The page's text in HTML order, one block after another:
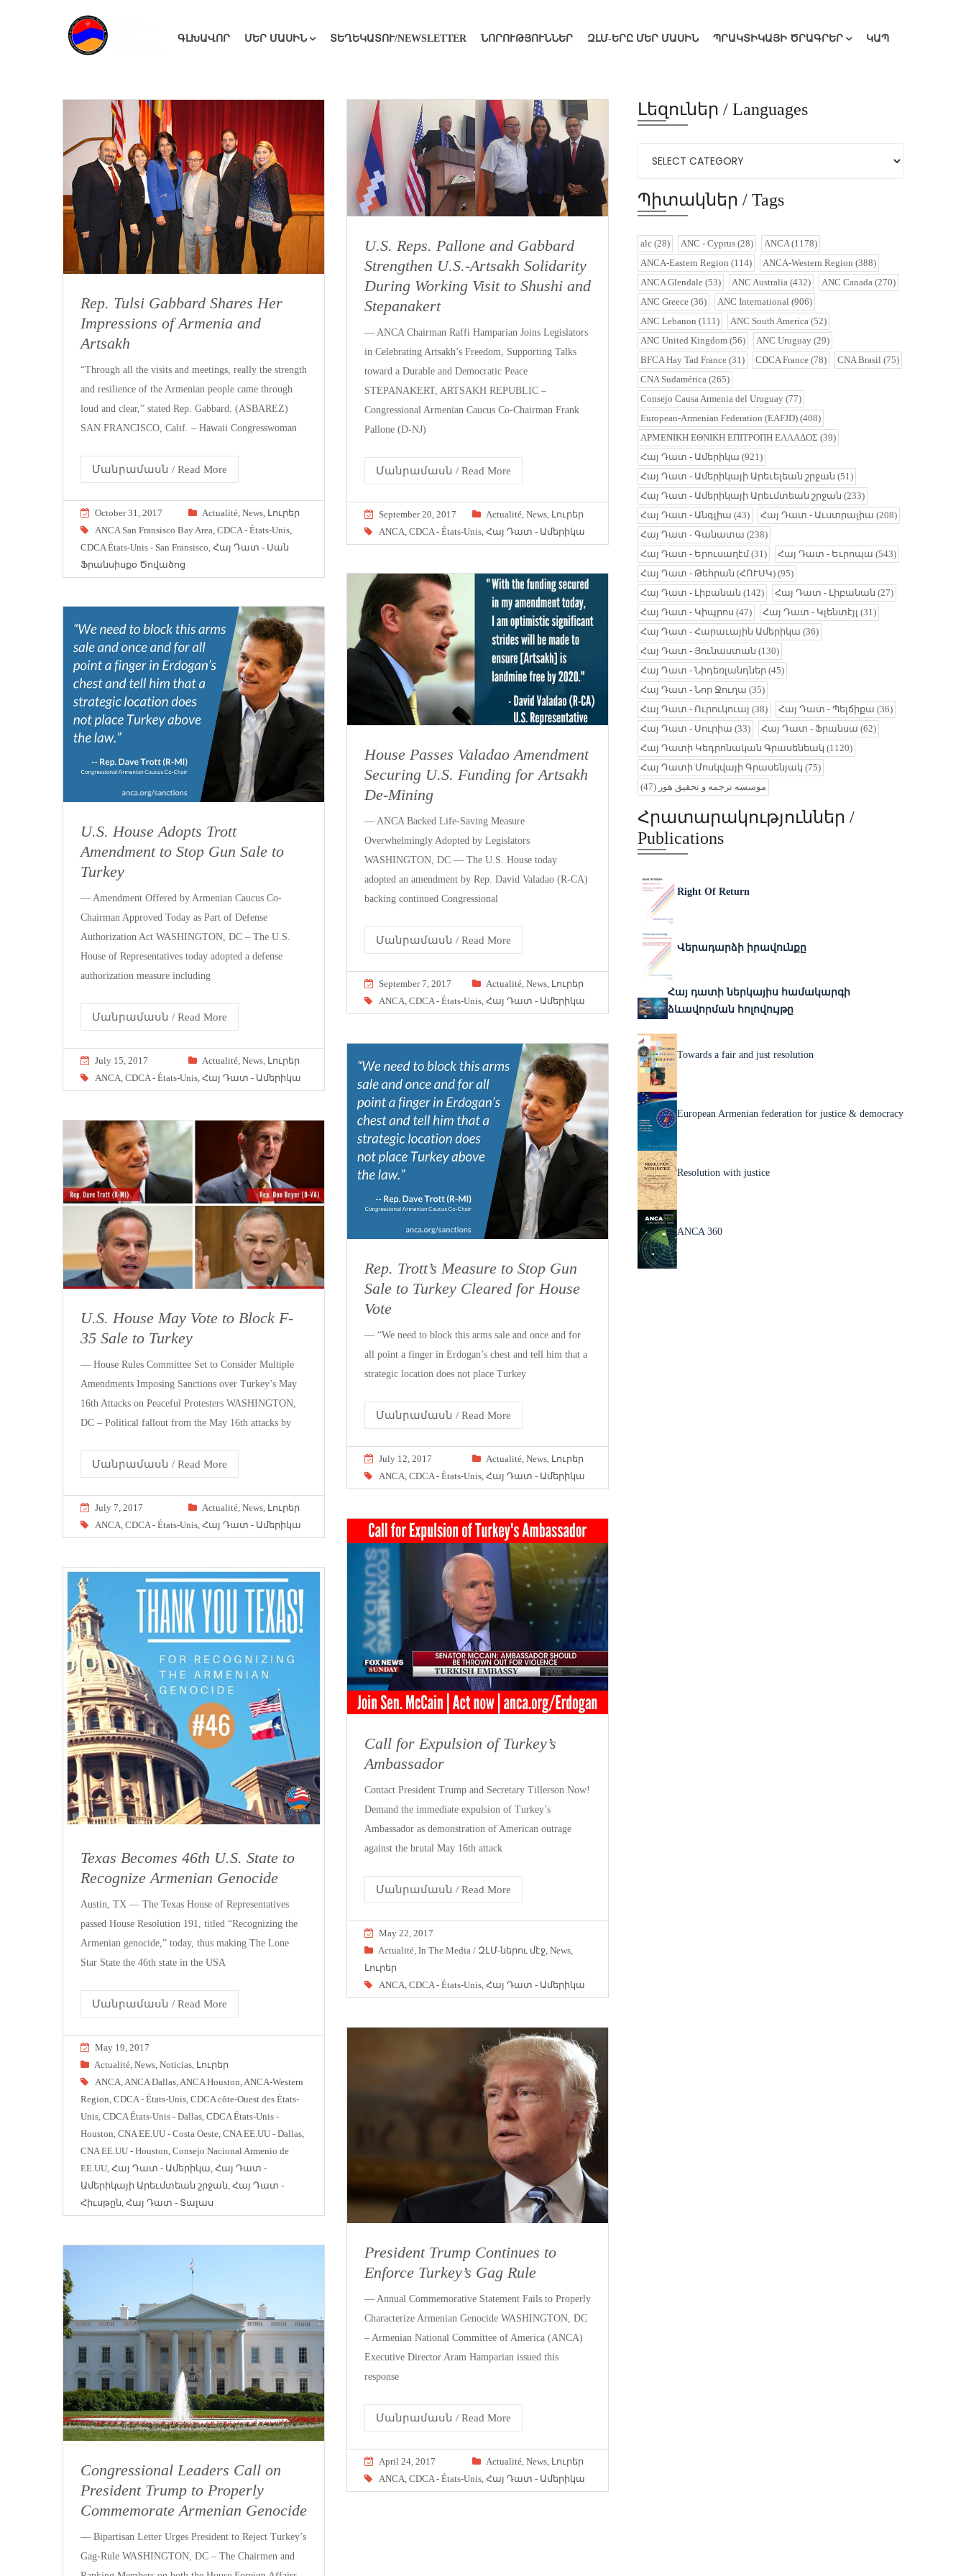
ԳԼԽԱՎՈՐ ՄԵՐ ՄԱՍԻՆ ՏԵՂԵԿԱՏՈՒ/NEWSLETTER ՆՈՐՈՒԹՅՈՒՆՆԵՐ ԶԼՄ-ԵՐԸ ՄԵՐ ՄԱՍԻՆ ՊՐԱԿՏԻԿԱՅԻ ԾՐԱԳՐԵՐ ԿԱՊ
Rep. Tulsi Gabbard Shares Her
Impressions of Armenia and
Artsakh
“Through all the visits and meetings, really the strength
and resilience of the Armenian people came through
loud and clear,” stated Rep. Gabbard. (ASBAREZ)
SAN FRANCISCO, Calif. – Hawaii Congresswoman
Մանրամասն / Read More
October 31, 2017 Actualité News Լուրեր
ANCA San Fransisco Bay Area CDCA - États-Unis
CDCA États-Unis - San Fransisco Հայ Դատ - Սան
Ֆրանսիսքօ Ծովածոց
U.S. Reps. Pallone and Gabbard
Strengthen U.S.-Artsakh Solidarity
During Working Visit to Shushi and
Stepanakert
— ANCA Chairman Raffi Hamparian Joins Legislators
in Celebrating Artsakh’s Freedom, Supporting Talks
toward a Durable and Democratic Peace
STEPANAKERT, ARTSAKH REPUBLIC –
Congressional Armenian Caucus Co-Chairman Frank
Pallone (D-NJ)
Մանրամասն / Read More
September 20, 2017 Actualité News Լուրեր
ANCA CDCA - États-Unis Հայ Դատ - Ամերիկա
House Passes Valadao Amendment
Securing U.S. Funding for Artsakh
De-Mining
— ANCA Backed Life-Saving Measure
Overwhelmingly Adopted by Legislators
WASHINGTON, DC — The U.S. House today
adopted an amendment by Rep. David Valadao (R-CA)
backing continued Congressional
Մանրամասն / Read More
September 7, 2017 Actualité News Լուրեր
ANCA CDCA - États-Unis Հայ Դատ - Ամերիկա
U.S. House Adopts Trott
Amendment to Stop Gun Sale to
Turkey
— Amendment Offered by Armenian Caucus Co-
Chairman Approved Today as Part of Defense
Authorization Act WASHINGTON, DC – The U.S.
House of Representatives today adopted a defense
authorization measure including
Մանրամասն / Read More
July 15, 2017 Actualité, News, Լուրեր
ANCA, CDCA - États-Unis, Հայ Դատ - Ամերիկա
Rep. Trott’s Measure to Stop Gun
Sale to Turkey Cleared for House
Vote
— “We need to block this arms sale and once and for
all point a finger in Erdogan’s chest and tell him that a
strategic location does not place Turkey
Մանրամասն / Read More
July 12, 2017 Actualité, News, Լուրեր
ANCA, CDCA - États-Unis, Հայ Դատ - Ամերիկա
U.S. House May Vote to Block F-
35 Sale to Turkey
— House Rules Committee Set to Consider Multiple
Amendments Imposing Sanctions over Turkey’s May
16th Attacks on Peaceful Protesters WASHINGTON,
DC – Political fallout from the May 16th attacks by
Մանրամասն / Read More
July 7, 2017 Actualité News Լուրեր
ANCA CDCA - États-Unis Հայ Դատ - Ամերիկա
Call for Expulsion of Turkey’s
Ambassador
Contact President Trump and Secretary Tillerson Now!
Demand the immediate expulsion of Turkey’s
Ambassador as demonstration of American outrage
against the brutal May 16th attack
Մանրամասն / Read More
May 22, 2017
Actualité, In The Media / ԶԼՄ-ներու մէջ, News,
Լուրեր
ANCA, CDCA - États-Unis, Հայ Դատ - Ամերիկա
Texas Becomes 46th U.S. State to
Recognize Armenian Genocide
Austin, TX — The Texas House of Representatives
passed House Resolution 191, titled “Recognizing the
Armenian genocide,” today, thus making The Lone
Star State the 46th state in the USA
Մանրամասն / Read More
May 19, 2017
Actualité News Noticias Լուրեր
ANCA ANCA Dallas ANCA Houston ANCA-Western
Region CDCA - États-Unis CDCA côte-Ouest des États-
Unis CDCA États-Unis - Dallas CDCA États-Unis -
Houston CNA EE.UU - Costa Oeste CNA EE.UU - Dallas
CNA EE.UU - Houston Consejo Nacional Armenio de
EE.UU Հայ Դատ - Ամերիկա Հայ Դատ -
Ամերիկայի Արեւմտեան շրջան Հայ Դատ -
Հիւսթըն Հայ Դատ - Տալաս
President Trump Continues to
Enforce Turkey’s Gag Rule
— Annual Commemorative Statement Fails to Properly
Characterize Armenian Genocide WASHINGTON, DC
– Armenian National Committee of America (ANCA)
Executive Director Aram Hamparian issued this
response
Մանրամասն / Read More
April 24, 2017 Actualité, News, Լուրեր
ANCA, CDCA - États-Unis, Հայ Դատ - Ամերիկա
Congressional Leaders Call on
President Trump to Properly
Commemorate Armenian Genocide
— Bipartisan Letter Urges President to Reject Turkey’s
Gag-Rule WASHINGTON, DC – The Chairmen and
Լեզուներ / Languages
Պիտակներ / Tags
alc (28) ANC - Cyprus (28) ANCA(1178)
ANCA-Eastern Region (114) ANCA-Western Region (388)
ANCA Glendale (53) ANC Australia (432) ANC Canada (270)
ANC Greece (36) ANC International (906)
ANC Lebanon (111) ANC South America (52)
ANC United Kingdom (56) ANC Uruguay (29)
BFCA Hay Tad France (31) CDCA France (78) CNA Brasil (75)
CNA Sudamérica (265)
Consejo Causa Armenia del Uruguay (77)
European-Armenian Federation (EAFJD) (408)
ΑΡΜΕΝΙΚΗ ΕΘΝΙΚΗ ΕΠΙΤΡΟΠΗ ΕΛΛΑΔΟΣ (39)
Հայ Դատ - Ամերիկա (921)
Հայ Դատ - Ամերիկայի Արեւելեան շրջան (51)
Հայ Դատ - Ամերիկայի Արեւմտեան շրջան (233)
Հայ Դատ - Անգլիա (43) Հայ Դատ - Աւստրալիա (208)
Հայ Դատ - Գանատա (238)
Հայ Դատ - Երուսաղէմ(31) Հայ Դատ - Եւրոպա (543)
Հայ Դատ - Թեհրան (ՀՈՒՍԿ) (95)
Հայ Դատ - Լիբանան (142) Հայ Դատ - Լիբանան (27)
Հայ Դատ - Կիպրոս (47) Հայ Դատ - Կլենտէյլ (31)
Հայ Դատ - Հարաւային Ամերիկա (36)
Հայ Դատ - Յունաստան (130)
Հայ Դատ - Նիդեռլանդներ (45)
Հայ Դատ - Նոր Ջուղա (35)
Հայ Դատ - Ուրուկուայ (38) Հայ Դատ - Պելճիքա (36)
Հայ Դատ - Սուրիա (33) Հայ Դատ - Ֆրանսա (62)
Հայ Դատի Կեդրոնական Գրասենեակ (1120)
Հայ Դատի Մոսկվայի Գրասենյակ (75)
موسسه ترجمه و تحقیق هور (47)
Հրատարակություններ /
Publications
Right Of Return
Վերադարձի իրավունքը
Հայ դատի ներկայիս համակարգի
ձևավորման հոլովույթը
Towards a fair and just resolution
European Armenian federation for justice & democracy
Resolution with justice
ANCA 360